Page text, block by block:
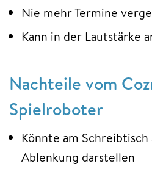
Nie mehr Termine
Kann in der Lautstärke
Nachteile vom
Spielroboter
Könnte am Schreibtisch
Ablenkung darstellen